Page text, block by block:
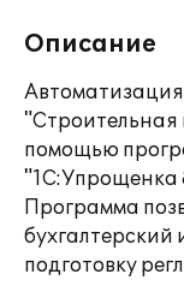
Описание
помощью
"1С:Упрощенка
Программа
бухгалтерский
подготовку